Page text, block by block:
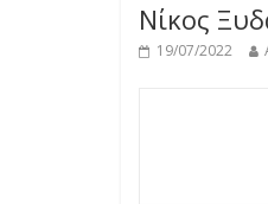
Νίκος
19/07/2022